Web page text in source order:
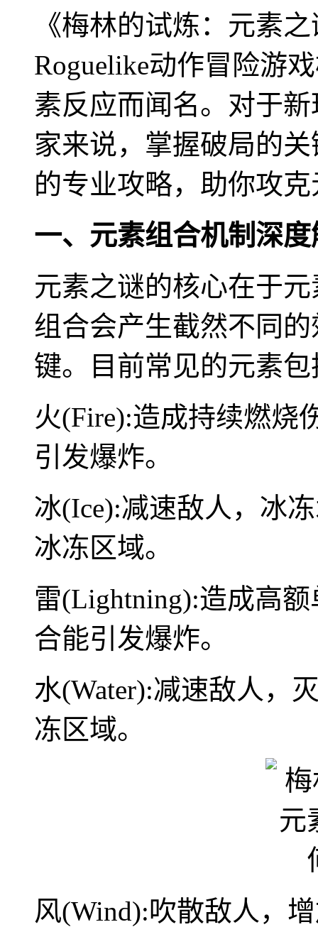
《梅林的试炼：元素
Roguelike动作冒险游
素反应而闻名。对于
家来说，掌握破局的
的专业攻略，助你攻
一、元素组合机制深度
元素之谜的核心在于
组合会产生截然不同
键。目前常见的元素包
火(Fire):造成持续燃烧
引发爆炸。
冰(Ice):减速敌人，冰
冰冻区域。
雷(Lightning):造成高
合能引发爆炸。
水(Water):减速敌人，
冻区域。
风(Wind):吹散敌人，